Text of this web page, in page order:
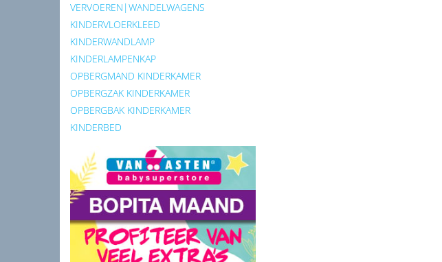
VERVOEREN|WANDELWAGENS
KINDERVLOERKLEED
KINDERWANDLAMP
KINDERLAMPENKAP
OPBERGMAND KINDERKAMER
OPBERGZAK KINDERKAMER
OPBERGBAK KINDERKAMER
KINDERBED